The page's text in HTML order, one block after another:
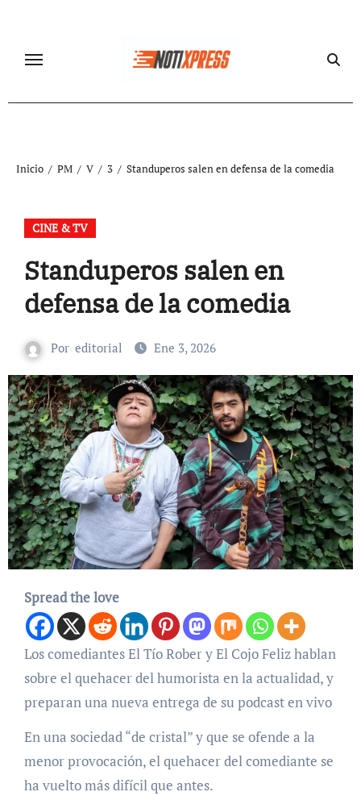
contenido
Inicio PM V 3 Standuperos salen en defensa de la comedia
CINE & TV
Standuperos salen en
defensa de la comedia
Por editorial Ene 3, 2026
Spread the love
Los comediantes El Tío Rober y El Cojo Feliz hablan
sobre el quehacer del humorista en la actualidad, y
preparan una nueva entrega de su podcast en vivo
En una sociedad “de cristal” y que se ofende a la
menor provocación, el quehacer del comediante se
ha vuelto más difícil que antes.